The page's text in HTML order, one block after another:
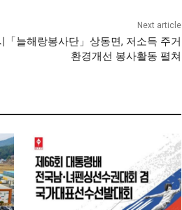
Next article
「늘해랑봉사단」상동면, 저소득 주거
환경개선 봉사활동 펼쳐